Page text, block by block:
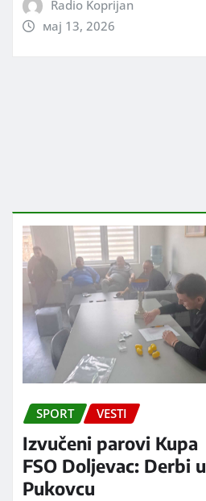
Radio Koprijan
мај 13, 2026
SPORT VESTI
Izvučeni parovi Kupa
FSO Doljevac: Derbi u
Pukovcu